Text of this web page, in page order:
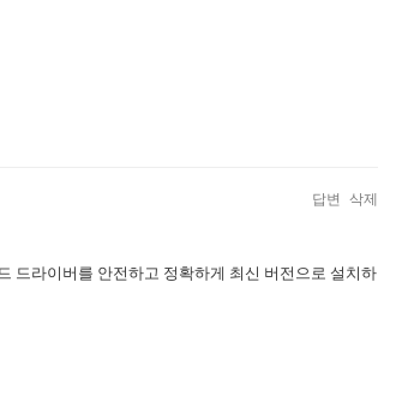
답변 삭제
드라이버를 안전하고 정확하게 최신 버전으로 설치하